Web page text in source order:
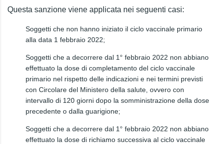
Questa sanzione viene applicata nei seguenti casi:
Soggetti che non hanno iniziato il ciclo vaccinale primario
alla data 1 febbraio 2022;
Soggetti che a decorrere dal 1° febbraio 2022 non abbiano
effettuato la dose di completamento del ciclo vaccinale
primario nel rispetto delle indicazioni e nei termini previsti
con Circolare del Ministero della salute, ovvero con
intervallo di 120 giorni dopo la somministrazione della dose
precedente o dalla guarigione;
Soggetti che a decorrere dal 1° febbraio 2022 non abbiano
effettuato la dose di richiamo successiva al ciclo vaccinale